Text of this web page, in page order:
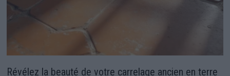
Révélez la beauté de votre carrelage ancien en terre